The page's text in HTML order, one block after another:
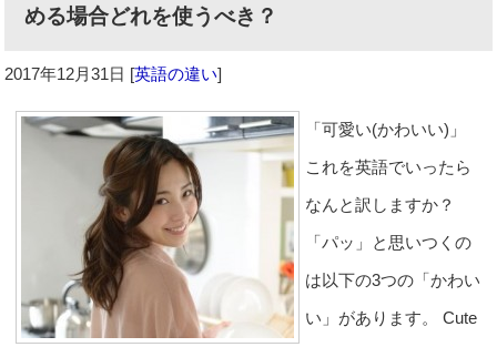
める場合どれを使うべき？
2017年12月31日 [英語の違い]
「可愛い(かわいい)」
これを英語でいったら
なんと訳しますか？
「パッ」と思いつくの
は以下の3つの「かわい
い」があります。 Cute